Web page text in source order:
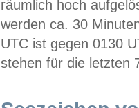
räumlich hoch
werden ca. 30
UTC ist gegen 0130
stehen für die letzten